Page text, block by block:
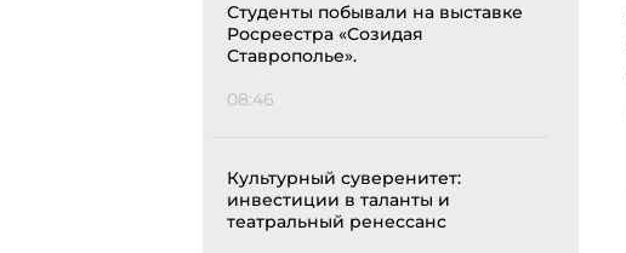
Студенты побывали на выставке
Росреестра «Созидая
Ставрополье».
08:46
Культурный суверенитет:
инвестиции в таланты и
театральный ренессанс